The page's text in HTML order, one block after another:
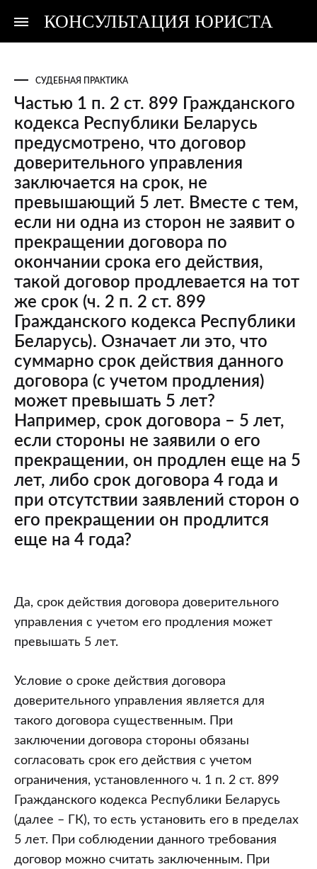
КОНСУЛЬТАЦИЯ ЮРИСТА
Консультация
Консультация
СУДЕБНАЯ ПРАКТИКА
Частью 1 п. 2 ст. 899 Гражданского
кодекса Республики Беларусь
предусмотрено, что договор
доверительного управления
заключается на срок, не
превышающий 5 лет. Вместе с тем,
если ни одна из сторон не заявит о
прекращении договора по
окончании срока его действия,
такой договор продлевается на тот
же срок (ч. 2 п. 2 ст. 899
Гражданского кодекса Республики
Беларусь). Означает ли это, что
суммарно срок действия данного
договора (с учетом продления)
может превышать 5 лет?
Например, срок договора – 5 лет,
если стороны не заявили о его
прекращении, он продлен еще на 5
лет, либо срок договора 4 года и
при отсутствии заявлений сторон о
его прекращении он продлится
еще на 4 года?
Частью
1
п.
ст.
899
Гражданского
кодекса
Республики
Беларусь
предусмотрено,
что
договор
доверительного
Да, срок действия договора доверительного
управления с учетом его продления может
превышать 5 лет.
Условие о сроке действия договора
доверительного управления является для
такого договора существенным. При
заключении договора стороны обязаны
согласовать срок его действия с учетом
ограничения, установленного ч. 1 п. 2 ст. 899
Гражданского кодекса Республики Беларусь
(далее – ГК), то есть установить его в пределах
5 лет. При соблюдении данного требования
договор можно считать заключенным. При